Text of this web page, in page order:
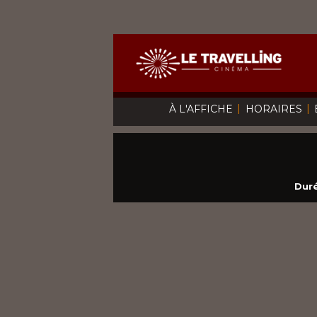
À L'AFFICHE | HORAIRES |